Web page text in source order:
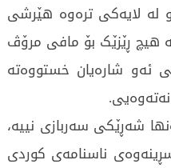
لە لایەکی ترەوە هێرشی
هیچ ڕێزێک بۆ مافی مرۆڤ
ئەو شارەیان خستووەتە
شەڕێکی سەربازی نییە،
ناسنامەی کوردی